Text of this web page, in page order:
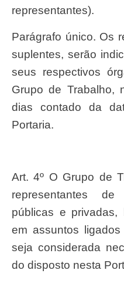
representantes).
Parágrafo único. Os representantes, titulares e
suplentes, serão
seus respectivos
Grupo de Trabalho,
dias contado da
Portaria.
Art. 4º O Grupo de Trabalho poderá convidar
representantes
públicas e privadas,
em assuntos
seja considerada
do disposto nesta